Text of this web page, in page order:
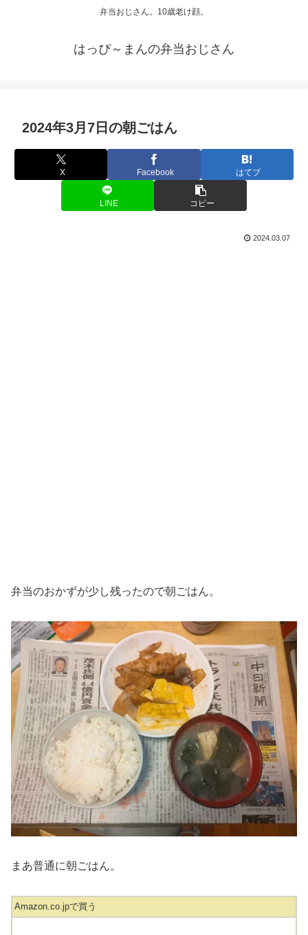
弁当おじさん。10歳老け顔。
はっぴ～まんの弁当おじさん
2024年3月7日の朝ごはん
X Facebook はてブ
LINE コピー
2024.03.07
弁当のおかずが少し残ったので朝ごはん。
まあ普通に朝ごはん。
Amazon.co.jpで買う